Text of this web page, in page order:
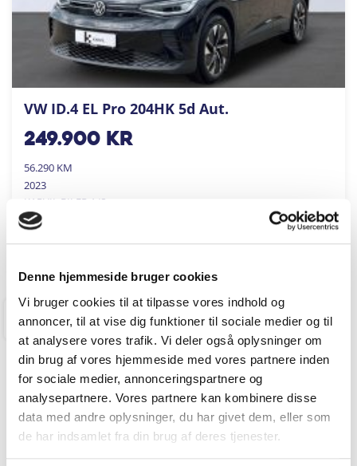
Denne hjemmeside bruger cookies
Vi bruger cookies til at tilpasse vores indhold og
annoncer, til at vise dig funktioner til sociale medier og til
at analysere vores trafik. Vi deler også oplysninger om
din brug af vores hjemmeside med vores partnere inden
for sociale medier, annonceringspartnere og
analysepartnere. Vores partnere kan kombinere disse
data med andre oplysninger, du har givet dem, eller som
de har indsamlet fra din brug af deres tjenester.
VW ID.4 EL Pro 204HK 5d Aut.
249.900kr
56.290 KM
2023
KARVIL BILER A/S
RINGKØBING